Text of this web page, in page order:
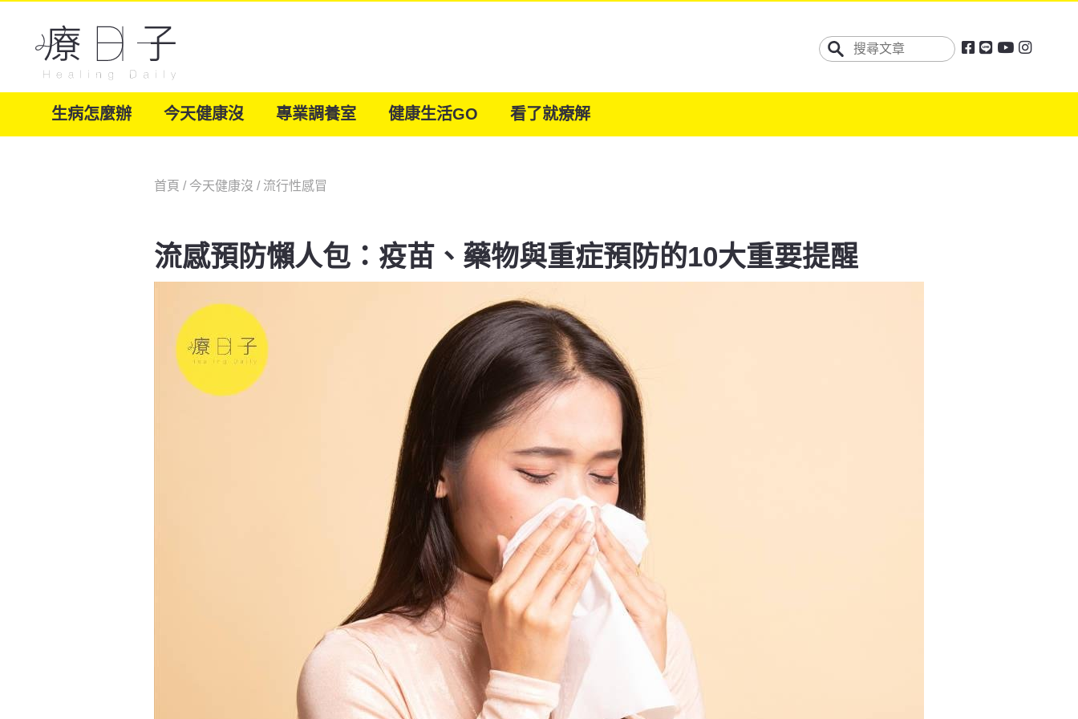
生病怎麼辦 今天健康沒 專業調養室 健康生活GO 看了就療解
首頁 / 今天健康沒 / 流行性感冒
流感預防懶人包：疫苗、藥物與重症預防的10大重要提醒